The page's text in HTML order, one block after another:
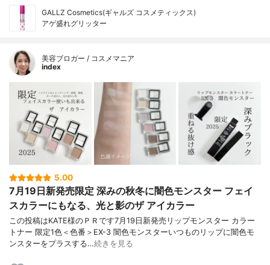
GALLZ Cosmetics(ギャルズ コスメティックス)
アゲ盛れグリッター
美容ブロガー / コスメマニア
index
5.00
7月19日新発売限定 深みの秋冬に闇色モンスター フェイ
スカラーにもなる、光と影のザ アイカラー
この投稿はKATE様のＰＲです7月19日新発売リップモンスター カラー
トナー 限定1色＜色番＞EX-3 闇色モンスターいつものリップに闇色モ
ンスターをプラスする…続きを見る